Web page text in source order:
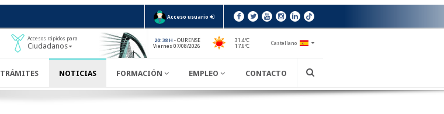
Acceso usuario
Accesos rápidos para
Ciudadanos
20:38 H - OURENSE
Viernes 07/08/2026
31.4ºC
17.6ºC
Castellano
TRÁMITES NOTICIAS FORMACIÓN EMPLEO CONTACTO